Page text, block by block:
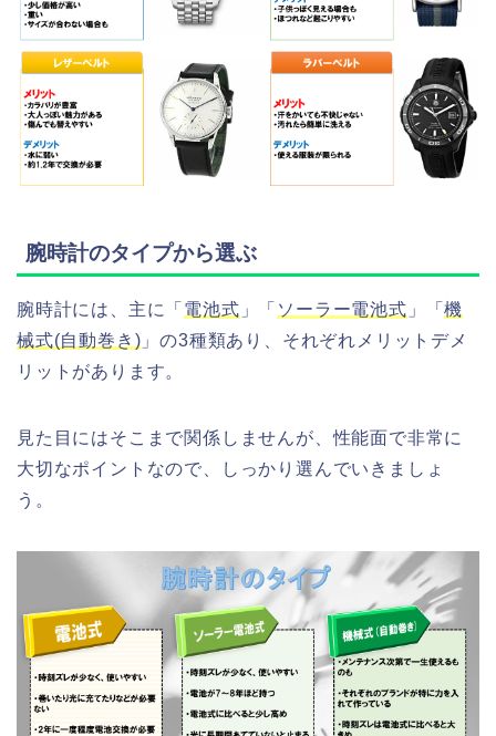
腕時計のタイプから選ぶ
腕時計には、主に「 電池式 」「 ソーラー電池式 」「機
械式(自動巻き) 」の3種類あり、それぞれメリットデメ
リットがあります。
見た目にはそこまで関係しませんが、性能面で非常に
大切なポイントなので、しっかり選んでいきましょ
う。